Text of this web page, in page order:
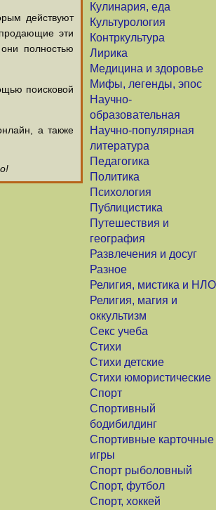
Кулинария, еда
Культурология
Контркультура
Лирика
Медицина и здоровье
Мифы, легенды, эпос
Научно-
образовательная
Научно-популярная
литература
Педагогика
Политика
Психология
Публицистика
Путешествия и
география
Развлечения и досуг
Разное
Религия, мистика и НЛО
Религия, магия и
оккультизм
Секс учеба
Стихи
Стихи детские
Стихи юмористические
Спорт
Спортивный
бодибилдинг
Спортивные карточные
игры
Спорт рыболовный
Спорт, футбол
Спорт, хоккей
действуют
эти
полностью
поисковой
а также